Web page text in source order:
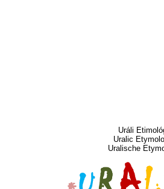
Uráli
Uralic
Uralische